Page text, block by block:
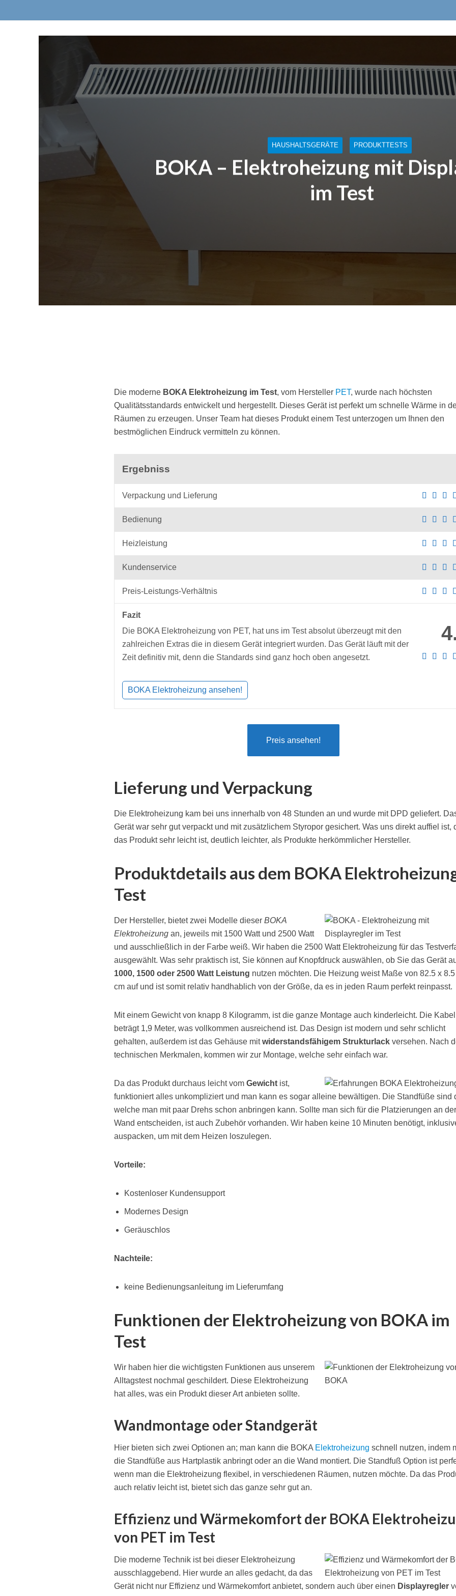
HAUSHALTSGERÄTE PRODUKTTESTS
BOKA – Elektroheizung mit
im Test
Die moderne BOKA Elektroheizung im Test, vom Hersteller PET, wurde nach höchsten
Qualitätsstandards entwickelt und hergestellt. Dieses Gerät ist perfekt um schnelle Wärme in
Räumen zu erzeugen. Unser Team hat dieses Produkt einem Test unterzogen um Ihnen den
bestmöglichen Eindruck vermitteln zu können.
Ergebniss
Verpackung und Lieferung
Bedienung
Heizleistung
Kundenservice
Preis-Leistungs-Verhältnis
Fazit
Die BOKA Elektroheizung von PET, hat uns im Test absolut überzeugt mit den
zahlreichen Extras die in diesem Gerät integriert wurden. Das Gerät läuft mit der
Zeit definitiv mit, denn die Standards sind ganz hoch oben angesetzt.
BOKA Elektroheizung ansehen!
Preis ansehen!
Lieferung und Verpackung
Die Elektroheizung kam bei uns innerhalb von 48 Stunden an und wurde mit DPD geliefert.
Gerät war sehr gut verpackt und mit zusätzlichem Styropor gesichert. Was uns direkt auffiel ist,
das Produkt sehr leicht ist, deutlich leichter, als Produkte herkömmlicher Hersteller.
Produktdetails aus dem BOKA
Test
Der Hersteller, bietet zwei Modelle dieserBOKA
Elektroheizung an, jeweils mit 1500 Watt und 2500 Watt
und ausschließlich in der Farbe weiß. Wir haben die 2500 Watt Elektroheizung für das
ausgewählt. Was sehr praktisch ist, Sie können auf Knopfdruck auswählen, ob Sie das Gerät
1000, 1500 oder 2500 Watt Leistung nutzen möchten. Die Heizung weist Maße von 82.5 x
cm auf und ist somit relativ handhablich von der Größe, da es in jeden Raum perfekt reinpasst.
Mit einem Gewicht von knapp 8 Kilogramm, ist die ganze Montage auch kinderleicht. Die
beträgt 1,9 Meter, was vollkommen ausreichend ist. Das Design ist modern und sehr schlicht
gehalten, außerdem ist das Gehäuse mitwiderstandsfähigem Strukturlack versehen. Nach
technischen Merkmalen, kommen wir zur Montage, welche sehr einfach war.
Da das Produkt durchaus leicht vomGewicht ist,
funktioniert alles unkompliziert und man kann es sogar alleine bewältigen. Die Standfüße sind
welche man mit paar Drehs schon anbringen kann. Sollte man sich für die Platzierungen an
Wand entscheiden, ist auch Zubehör vorhanden. Wir haben keine 10 Minuten benötigt,
auspacken, um mit dem Heizen loszulegen.
Vorteile:
Kostenloser Kundensupport
Modernes Design
Geräuschlos
Nachteile:
keine Bedienungsanleitung im Lieferumfang
Funktionen der Elektroheizung von BOKA im
Test
Wir haben hier die wichtigsten Funktionen aus unserem
Alltagstest nochmal geschildert. Diese Elektroheizung
hat alles, was ein Produkt dieser Art anbieten sollte.
Wandmontage oder Standgerät
Hier bieten sich zwei Optionen an; man kann die BOKA Elektroheizung schnell nutzen, indem
die Standfüße aus Hartplastik anbringt oder an die Wand montiert. Die Standfuß Option ist
wenn man die Elektroheizung flexibel, in verschiedenen Räumen, nutzen möchte. Da das
auch relativ leicht ist, bietet sich das ganze sehr gut an.
Effizienz und Wärmekomfort der BOKA
von PET im Test
Die moderne Technik ist bei dieser Elektroheizung
ausschlaggebend. Hier wurde an alles gedacht, da das
Gerät nicht nur Effizienz und Wärmekomfort anbietet, sondern auch über einen Displayregler